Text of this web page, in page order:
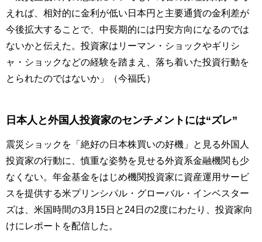
えれば、相対的に金利が低い日本円と主要通貨の金利差が
今後拡大することで、中長期的には円安方向になるのでは
ないかと伝えた。投資家はリーマン・ショックやギリシ
ャ・ショックなどの経験を踏まえ、落ち着いた投資行動を
とられたのではないか」（今福氏）
日本人と外国人投資家のセンチメントには“ズレ”
震災ショックを「絶好の日本株買いの好機」と見る外国人
投資家の行動に、慎重な姿勢を見せる外資系金融機関も少
なくない。年金基金をはじめ機関投資家に資産運用サービ
スを提供する米プリンシパル・グローバル・インベスター
ズは、米国時間の3月15日と24日の2度にわたり、投資家向
けにレポートを配信した。